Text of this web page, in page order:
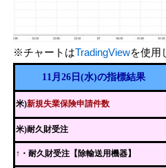
※チャートはTradingViewを使用
11月26日(水)の指標結果
米)新規失業保険申請件数
米)耐久財受注
↑ ・耐久財受注【除輸送用機器】